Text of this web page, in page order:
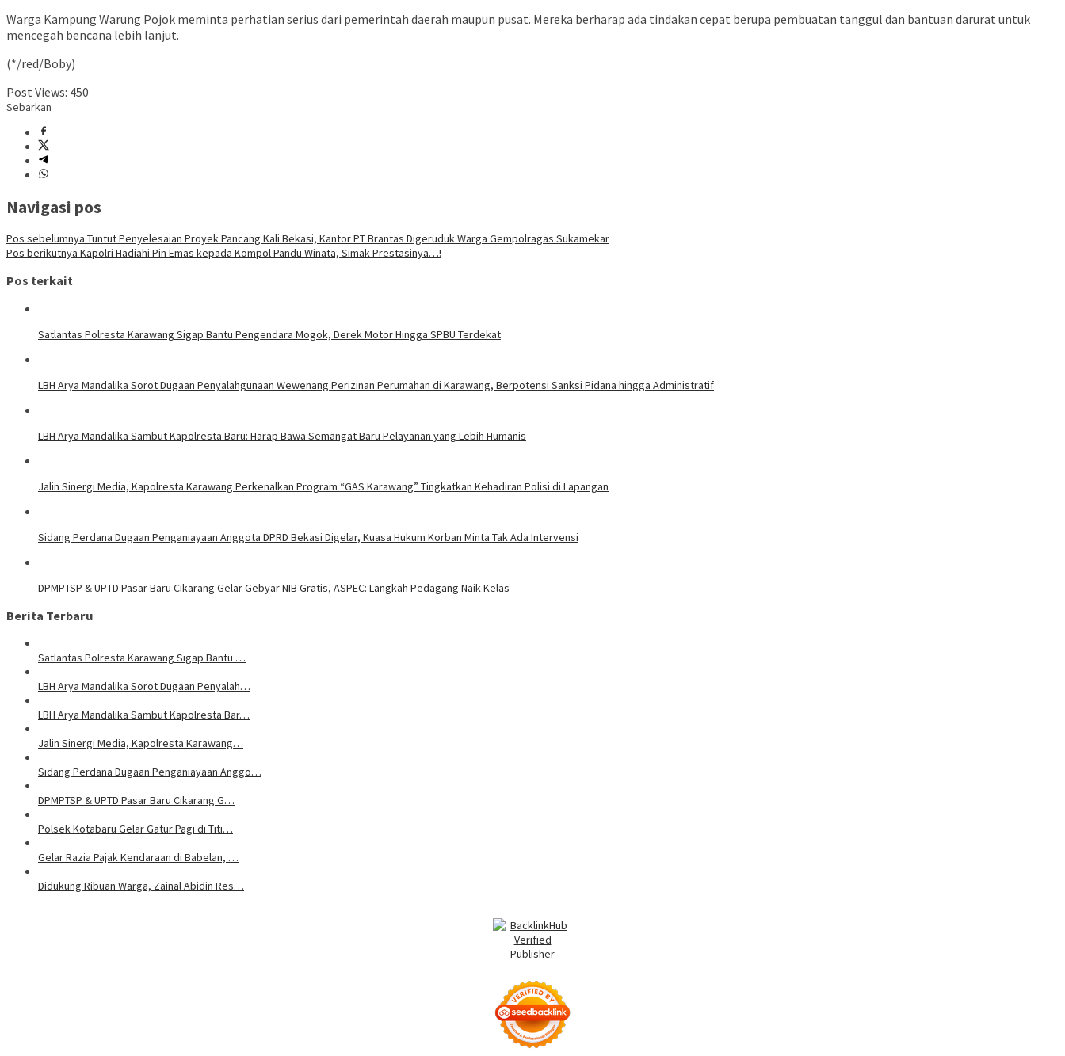
Warga Kampung Warung Pojok meminta perhatian serius dari pemerintah daerah maupun pusat. Mereka berharap ada tindakan cepat berupa pembuatan tanggul dan bantuan darurat untuk
mencegah bencana lebih lanjut.
(*/red/Boby)
Post Views: 450
Sebarkan
Navigasi pos
Pos sebelumnya Tuntut Penyelesaian Proyek Pancang Kali Bekasi, Kantor PT Brantas Digeruduk Warga Gempolragas Sukamekar
Pos berikutnya Kapolri Hadiahi Pin Emas kepada Kompol Pandu Winata, Simak Prestasinya…!
Pos terkait
Satlantas Polresta Karawang Sigap Bantu Pengendara Mogok, Derek Motor Hingga SPBU Terdekat
LBH Arya Mandalika Sorot Dugaan Penyalahgunaan Wewenang Perizinan Perumahan di Karawang, Berpotensi Sanksi Pidana hingga Administratif
LBH Arya Mandalika Sambut Kapolresta Baru: Harap Bawa Semangat Baru Pelayanan yang Lebih Humanis
Jalin Sinergi Media, Kapolresta Karawang Perkenalkan Program “GAS Karawang” Tingkatkan Kehadiran Polisi di Lapangan
Sidang Perdana Dugaan Penganiayaan Anggota DPRD Bekasi Digelar, Kuasa Hukum Korban Minta Tak Ada Intervensi
DPMPTSP & UPTD Pasar Baru Cikarang Gelar Gebyar NIB Gratis, ASPEC: Langkah Pedagang Naik Kelas
Berita Terbaru
Satlantas Polresta Karawang Sigap Bantu …
LBH Arya Mandalika Sorot Dugaan Penyalah…
LBH Arya Mandalika Sambut Kapolresta Bar…
Jalin Sinergi Media, Kapolresta Karawang…
Sidang Perdana Dugaan Penganiayaan Anggo…
DPMPTSP & UPTD Pasar Baru Cikarang G…
Polsek Kotabaru Gelar Gatur Pagi di Titi…
Gelar Razia Pajak Kendaraan di Babelan, …
Didukung Ribuan Warga, Zainal Abidin Res…